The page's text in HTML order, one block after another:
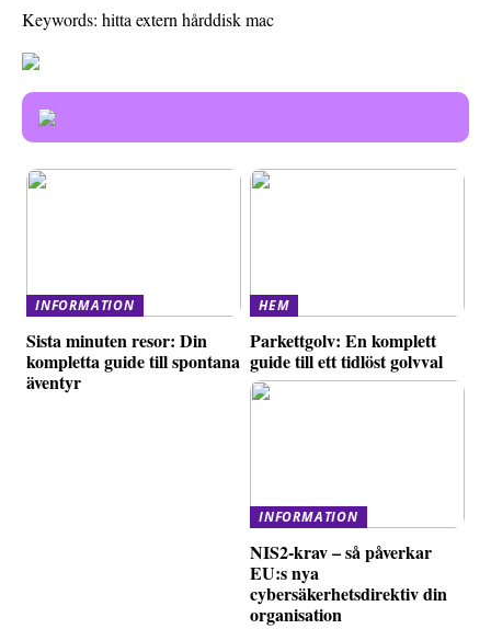
Keywords: hitta extern hårddisk mac
INFORMATION
Sista minuten resor: Din
kompletta guide till spontana
äventyr
HEM
Parkettgolv: En komplett
guide till ett tidlöst golvval
INFORMATION
NIS2-krav – så påverkar
EU:s nya
cybersäkerhetsdirektiv din
organisation